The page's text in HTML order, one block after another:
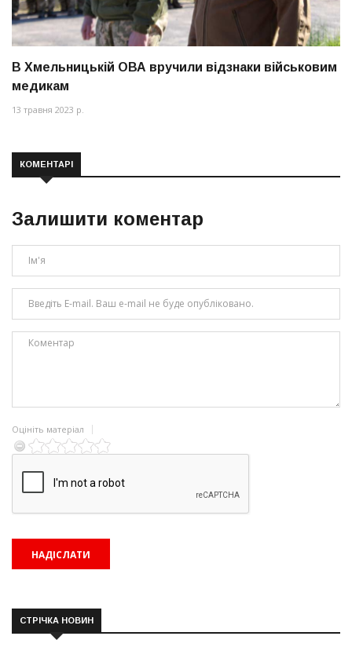
В Хмельницькій ОВА вручили відзнаки військовим
медикам
13 травня 2023 р.
КОМЕНТАРІ
Залишити коментар
Оцініть матеріал
СТРІЧКА НОВИН